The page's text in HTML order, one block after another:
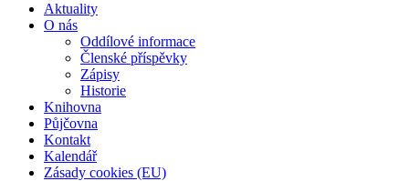
Aktuality
O nás
Oddílové informace
Členské příspěvky
Zápisy
Historie
Knihovna
Půjčovna
Kontakt
Kalendář
Zásady cookies (EU)